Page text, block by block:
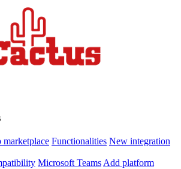
marketplace Functionalities New integration
Microsoft Teams Add platform